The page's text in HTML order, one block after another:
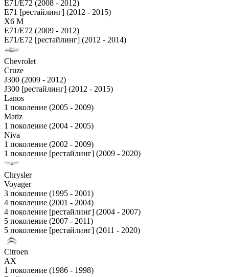
E71/E72 (2008 - 2012)
E71 [рестайлинг] (2012 - 2015)
X6 M
E71/E72 (2009 - 2012)
E71/E72 [рестайлинг] (2012 - 2014)
Chevrolet
Cruze
J300 (2009 - 2012)
J300 [рестайлинг] (2012 - 2015)
Lanos
1 поколение (2005 - 2009)
Matiz
1 поколение (2004 - 2005)
Niva
1 поколение (2002 - 2009)
1 поколение [рестайлинг] (2009 - 2020)
Chrysler
Voyager
3 поколение (1995 - 2001)
4 поколение (2001 - 2004)
4 поколение [рестайлинг] (2004 - 2007)
5 поколение (2007 - 2011)
5 поколение [рестайлинг] (2011 - 2020)
Citroen
AX
1 поколение (1986 - 1998)